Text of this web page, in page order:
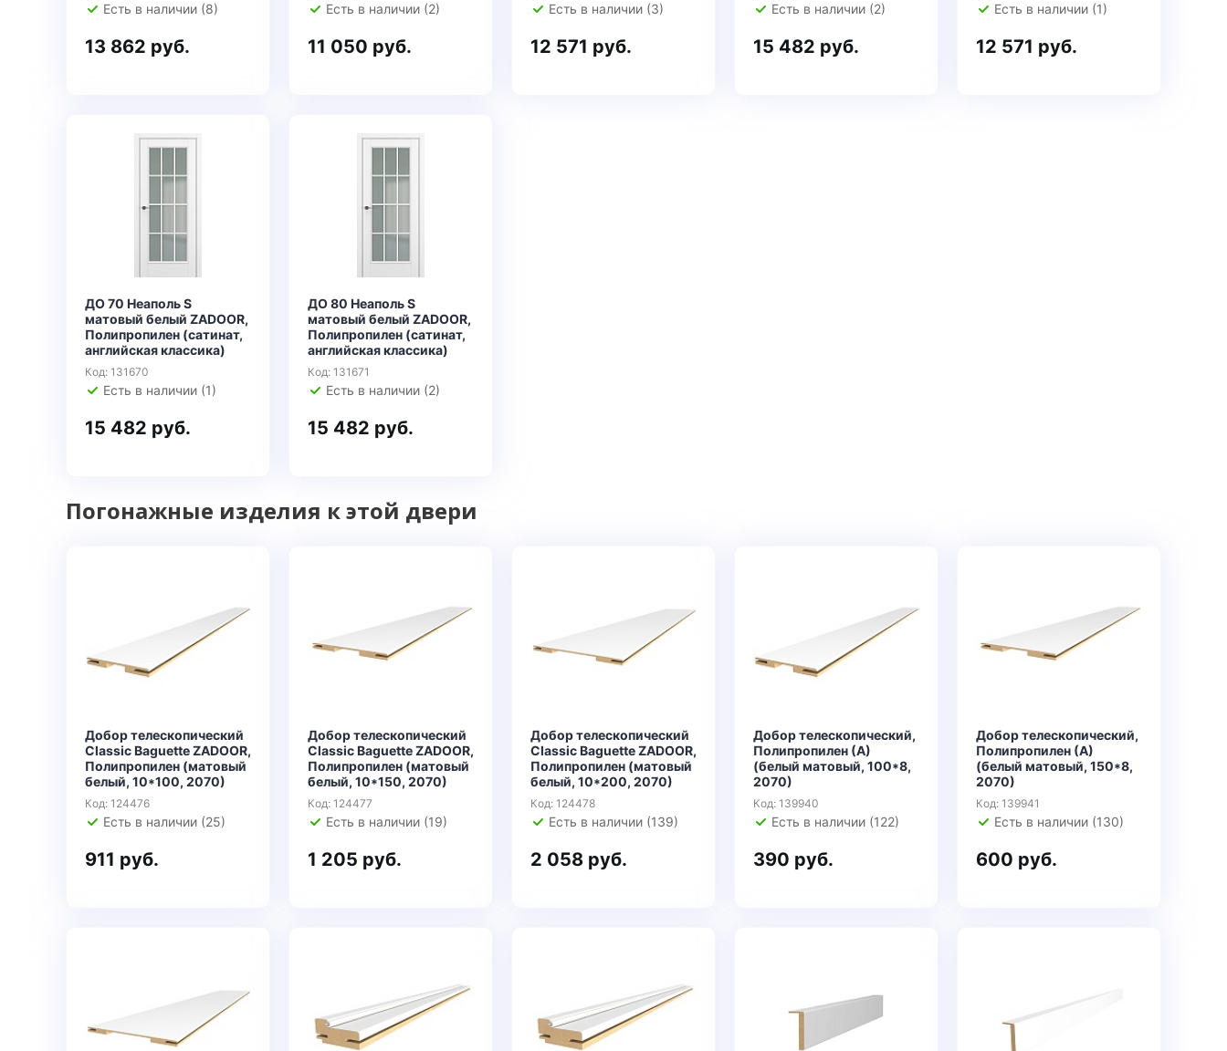
Есть в наличии (8)
13 862 руб.
Есть в наличии (2)
11 050 руб.
Есть в наличии (3)
12 571 руб.
Есть в наличии (2)
15 482 руб.
Есть в наличии (1)
12 571 руб.
ДО 70 Неаполь S
матовый белый ZADOOR,
Полипропилен (сатинат,
английская классика)
Код: 131670
Есть в наличии (1)
15 482 руб.
ДО 80 Неаполь S
матовый белый ZADOOR,
Полипропилен (сатинат,
английская классика)
Код: 131671
Есть в наличии (2)
15 482 руб.
Погонажные изделия к этой двери
Добор телескопический
Classic Baguette ZADOOR,
Полипропилен (матовый
белый, 10*100, 2070)
Код: 124476
Есть в наличии (25)
911 руб.
Добор телескопический
Classic Baguette ZADOOR,
Полипропилен (матовый
белый, 10*150, 2070)
Код: 124477
Есть в наличии (19)
1 205 руб.
Добор телескопический
Classic Baguette ZADOOR,
Полипропилен (матовый
белый, 10*200, 2070)
Код: 124478
Есть в наличии (139)
2 058 руб.
Добор телескопический,
Полипропилен (А)
(белый матовый, 100*8,
2070)
Код: 139940
Есть в наличии (122)
390 руб.
Добор телескопический,
Полипропилен (А)
(белый матовый, 150*8,
2070)
Код: 139941
Есть в наличии (130)
600 руб.